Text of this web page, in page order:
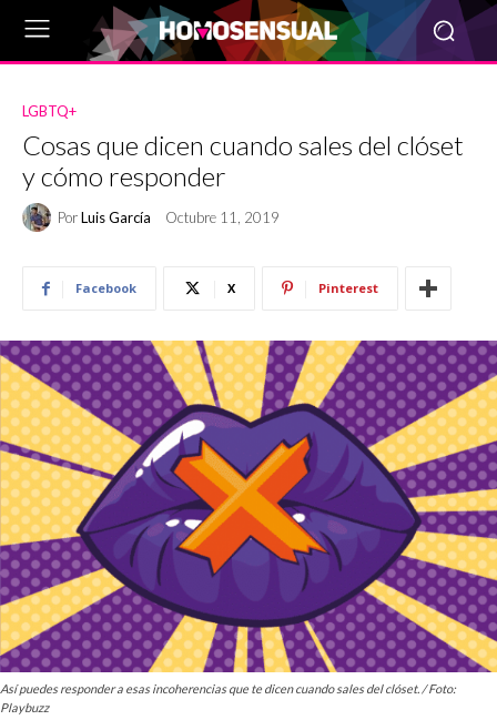
LGBTQ+
Cosas que dicen cuando sales del clóset
y cómo responder
PorLuis García Octubre 11, 2019
Facebook X Pinterest
Así puedes responder a esas incoherencias que te dicen cuando sales del clóset. / Foto:
Playbuzz